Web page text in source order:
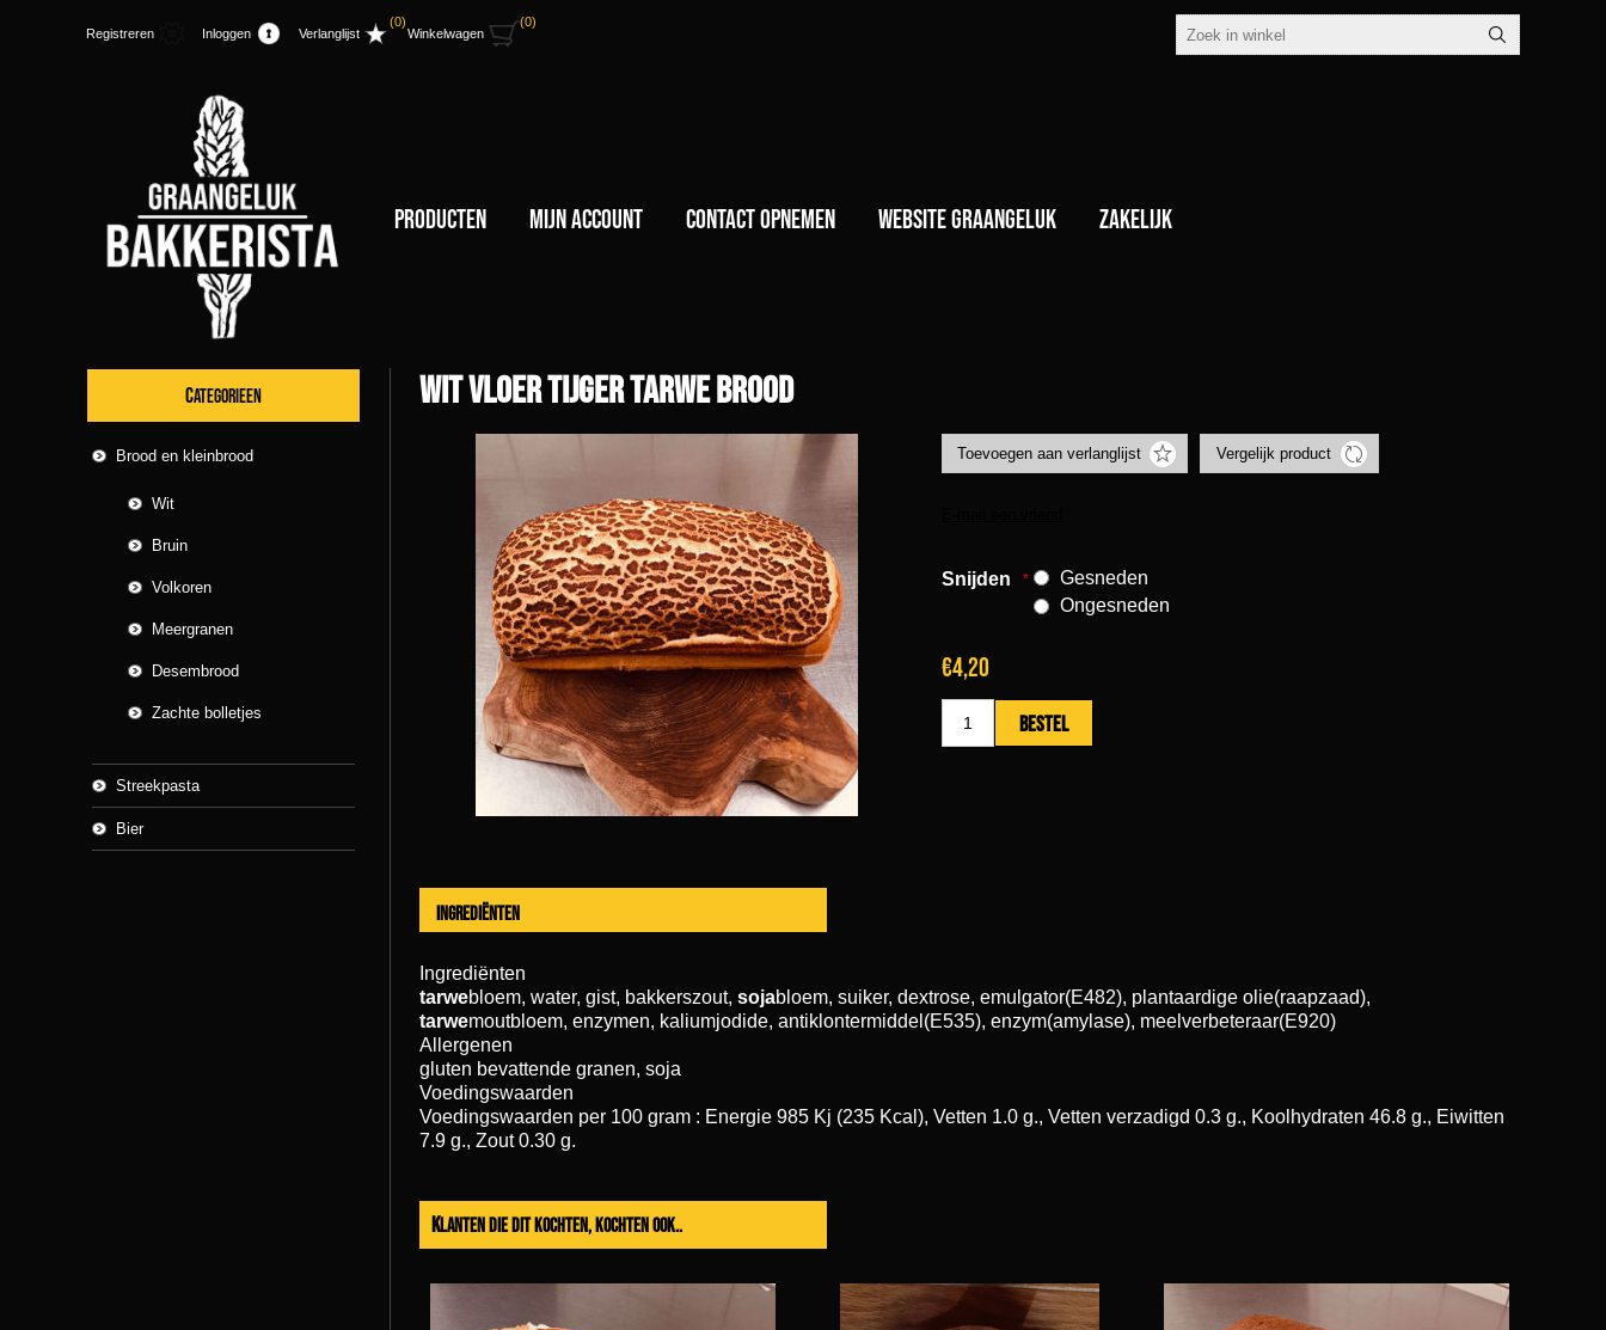
Registreren Inloggen Verlanglijst
(0)
Winkelwagen
(0)
Producten Mijn account Contact opnemen Website GraanGeluk Zakelijk
Wit vloer tijger tarwe brood
Snijden *
Gesneden
Ongesneden
€4,20
Ingrediënten
Ingrediënten
tarwebloem, water, gist, bakkerszout, sojabloem, suiker, dextrose, emulgator(E482), plantaardige olie(raapzaad),
tarwemoutbloem, enzymen, kaliumjodide, antiklontermiddel(E535), enzym(amylase), meelverbeteraar(E920)
Allergenen
gluten bevattende granen, soja
Voedingswaarden
Voedingswaarden per 100 gram : Energie 985 Kj (235 Kcal), Vetten 1.0 g., Vetten verzadigd 0.3 g., Koolhydraten 46.8 g., Eiwitten
7.9 g., Zout 0.30 g.
Klanten die dit kochten, kochten ook..
CATEGORIEEN
Brood en kleinbrood
Wit
Bruin
Volkoren
Meergranen
Desembrood
Zachte bolletjes
Streekpasta
Bier